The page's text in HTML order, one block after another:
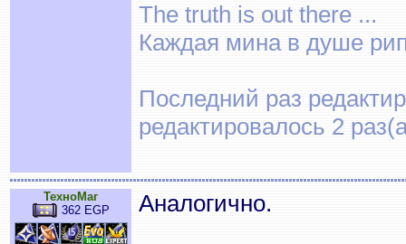
The truth is out there ...
Каждая мина в душе
Последний раз
редактировалось 2
ТехноМаг
362 EGP
Аналогично.